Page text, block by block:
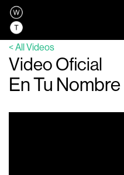
< All Videos
Video Oficial
En Tu Nombre